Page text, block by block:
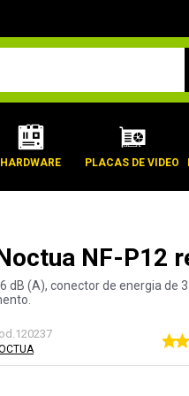
HARDWARE PLACAS DE VIDEO
NF-P12
(A), conector de energia de
120237